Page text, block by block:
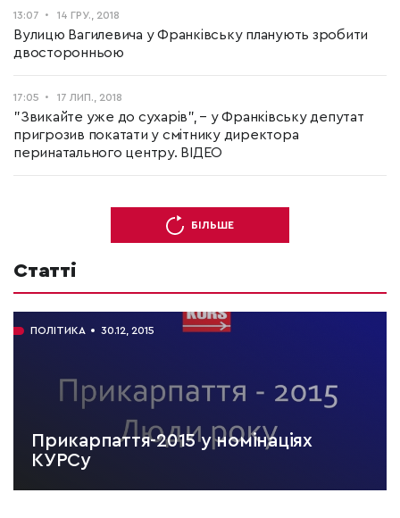
13:07 14 ГРУ., 2018
Вулицю Вагилевича у Франківську планують зробити
двосторонньою
17:05 17 ЛИП., 2018
"Звикайте уже до сухарів", – у Франківську депутат
пригрозив покатати у смітнику директора
перинатального центру. ВІДЕО
БІЛЬШЕ
Статті
ПОЛІТИКА 30.12, 2015
Прикарпаття-2015 у номінаціях
КУРСу